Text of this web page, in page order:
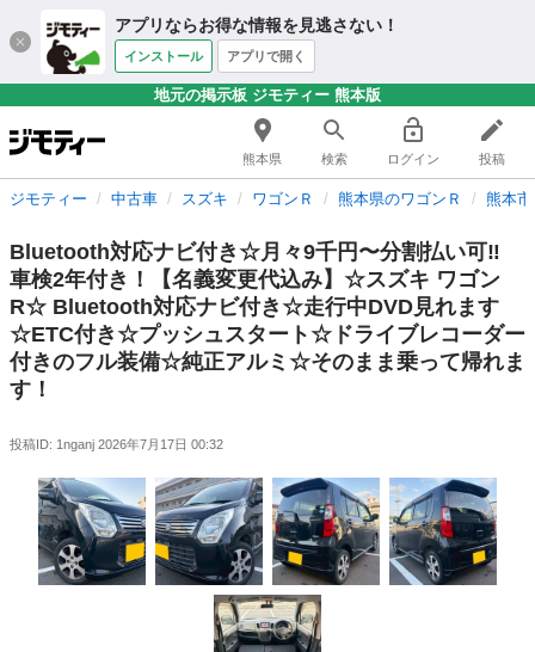
アプリならお得な情報を見逃さない！
インストール アプリで開く
地元の掲示板 ジモティー 熊本版
熊本県 検索 ログイン 投稿
ジモティー 中古車 スズキ ワゴンＲ 熊本県のワゴンＲ 熊本
Bluetooth対応ナビ付き☆月々9千円〜分割払い可‼️
車検2年付き！【名義変更代込み】☆スズキ ワゴン
R☆ Bluetooth対応ナビ付き☆走行中DVD見れます
☆ETC付き☆プッシュスタート☆ドライブレコーダー
付きのフル装備☆純正アルミ☆そのまま乗って帰れま
す！
投稿ID: 1nganj 2026年7月17日 00:32